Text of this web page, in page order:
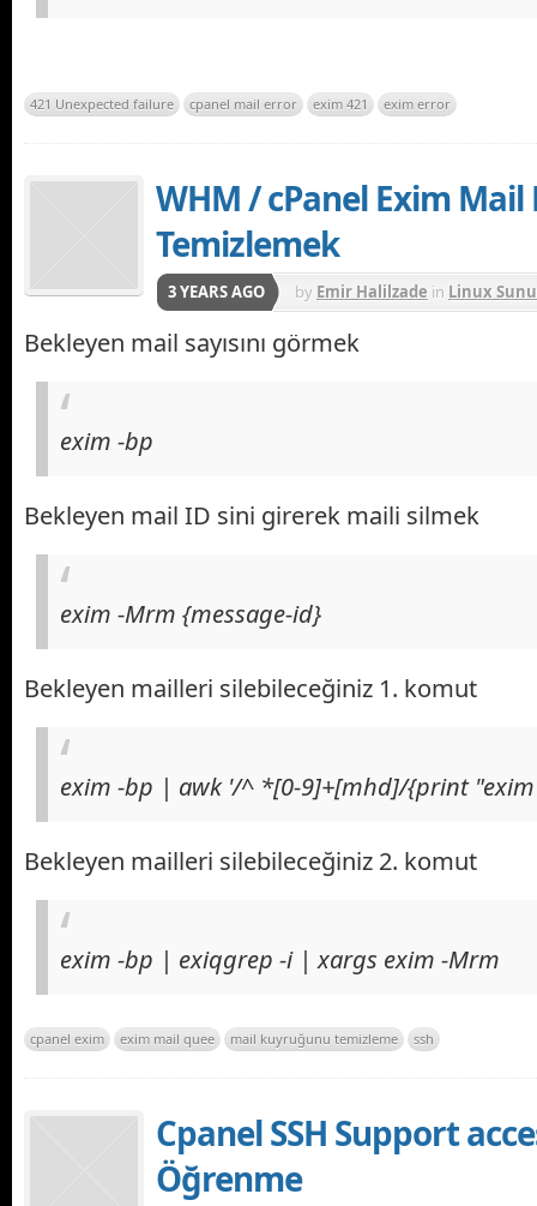
421 Unexpected failure cpanel mail error exim 421 exim error
WHM / cPanel Exim
Temizlemek
3 YEARS AGO by Emir Halilzade in Linux
Bekleyen mail sayısını görmek
exim -bp
Bekleyen mail ID sini girerek maili silmek
exim -Mrm {message-id}
Bekleyen mailleri silebileceğiniz 1. komut
exim -bp | awk '/^ *[0-9]+[mhd]/{print
Bekleyen mailleri silebileceğiniz 2. komut
exim -bp | exiqgrep -i | xargs exim -Mrm
cpanel exim exim mail quee mail kuyruğunu temizleme ssh
Cpanel SSH Support
Öğrenme